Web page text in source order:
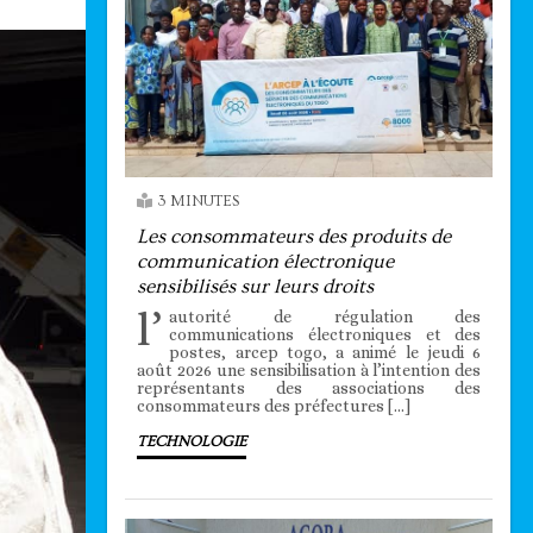
3 MINUTES
Les consommateurs des produits de
communication électronique
sensibilisés sur leurs droits
l’ autorité de régulation des
communications électroniques et des
postes, arcep togo, a animé le jeudi 6
août 2026 une sensibilisation à l’intention des
représentants des associations des
consommateurs des préfectures […]
TECHNOLOGIE